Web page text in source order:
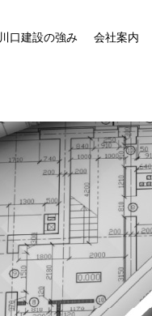
川口建設の強み 会社案内